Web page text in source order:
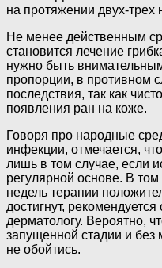
на протяжении двух-трех
Не менее действенным
становится лечение
нужно быть
пропорции, в противном
последствия, так как
появления ран на коже.
Говоря про народные
инфекции, отмечается,
лишь в том случае, если
регулярной основе. В
недель терапии
достигнут,
дерматологу. Вероятно,
запущенной стадии и без
не обойтись.